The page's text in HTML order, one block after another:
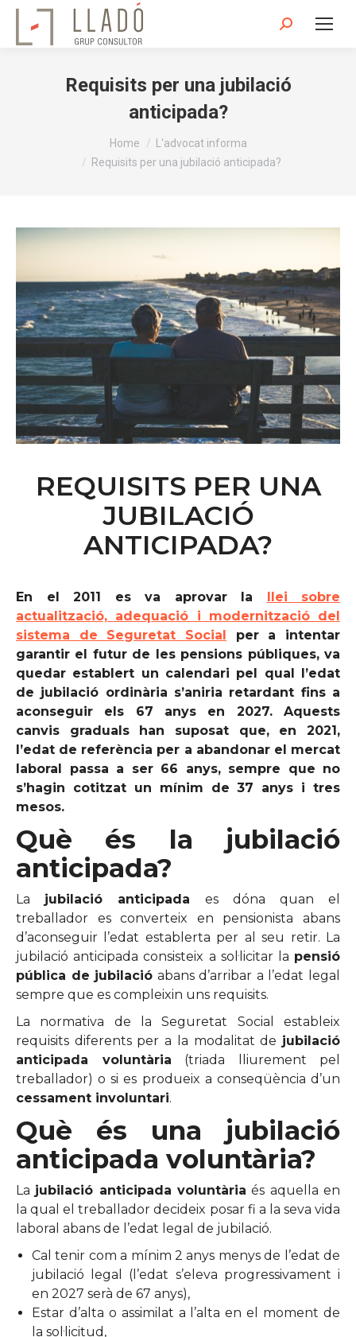
Search:
Requisits per una jubilació
anticipada?
Home
L'advocat informa
Requisits per una jubilació anticipada?
REQUISITS PER UNA
JUBILACIÓ
ANTICIPADA?
En el 2011 es va aprovar la llei sobre
actualització, adequació i modernització del
sistema de Seguretat Social per a intentar
garantir el futur de les pensions públiques, va
quedar establert un calendari pel qual l’edat
de jubilació ordinària s’aniria retardant fins a
aconseguir els 67 anys en 2027. Aquests
canvis graduals han suposat que, en 2021,
l’edat de referència per a abandonar el mercat
laboral passa a ser 66 anys, sempre que no
s’hagin cotitzat un mínim de 37 anys i tres
mesos.
Què és la jubilació
anticipada?
La jubilació anticipada es dóna quan el
treballador es converteix en pensionista abans
d’aconseguir l’edat establerta per al seu retir. La
jubilació anticipada consisteix a sol·licitar la pensió
pública de jubilació abans d’arribar a l’edat legal
sempre que es compleixin uns requisits.
La normativa de la Seguretat Social estableix
requisits diferents per a la modalitat de jubilació
anticipada voluntària (triada lliurement pel
treballador) o si es produeix a conseqüència d’un
cessament involuntari.
Què és una jubilació
anticipada voluntària?
La jubilació anticipada voluntària és aquella en
la qual el treballador decideix posar fi a la seva vida
laboral abans de l’edat legal de jubilació.
Cal tenir com a mínim 2 anys menys de l’edat de
jubilació legal (l’edat s’eleva progressivament i
en 2027 serà de 67 anys),
Estar d’alta o assimilat a l’alta en el moment de
la sol·licitud,